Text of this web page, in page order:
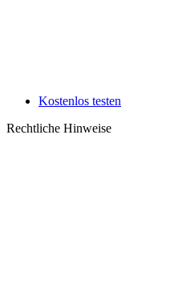
Kostenlos testen
Rechtliche Hinweise